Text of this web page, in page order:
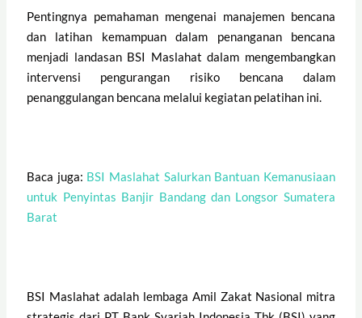
Pentingnya pemahaman mengenai manajemen bencana
dan latihan kemampuan dalam penanganan bencana
menjadi landasan BSI Maslahat dalam mengembangkan
intervensi pengurangan risiko bencana dalam
penanggulangan bencana melalui kegiatan pelatihan ini.
Baca juga: BSI Maslahat Salurkan Bantuan Kemanusiaan
untuk Penyintas Banjir Bandang dan Longsor Sumatera
Barat
BSI Maslahat adalah lembaga Amil Zakat Nasional mitra